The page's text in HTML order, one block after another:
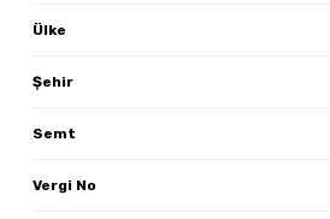
Ülke
Şehir
Semt
Vergi No